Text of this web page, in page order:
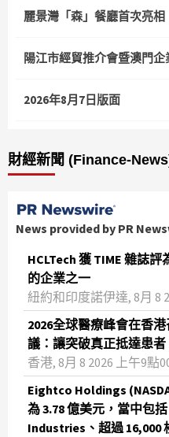
麗景灣「森」餐廳首次亮相
陽江市經貿推介會暨澳門
2026年8月7日版面
財經新聞 (Finance-
News provided by PR
HCLTech 獲 TIME 雜誌
的企業之一
紐約和印度諾伊達, 8月 8
2026全球醫療峰會在香
議：讓突破真正抵達患者
香港, 8月 8 2026 上午9點
Eightco Holdings
為 3.78 億美元，當中包
Industries、超過 16,000